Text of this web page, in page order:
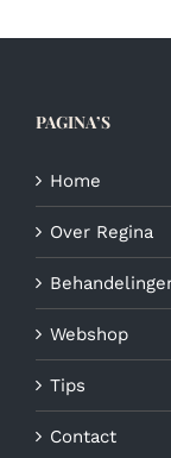
PAGINA’S
Home
Over Regina
Webshop
Tips
Contact